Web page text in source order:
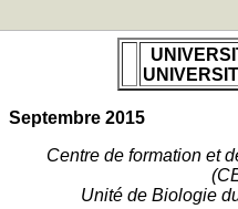
Septembre 2015
Centre de formation et
Unité de Biologie